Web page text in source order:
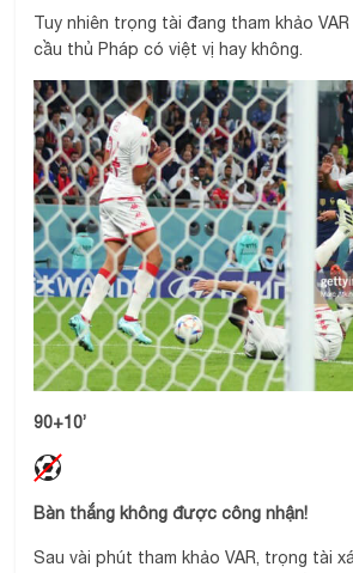
Tuy nhiên trọng tài đang tham khảo
cầu thủ Pháp có việt vị hay không.
90+10’
Bàn thắng không được công nhận!
Sau vài phút tham khảo VAR, trọng tài